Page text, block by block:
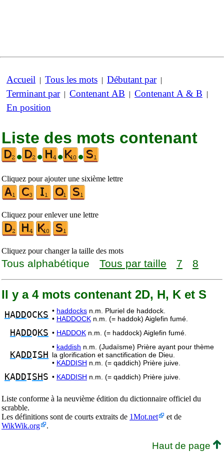
Accueil | Tous les mots | Débutant par|
Terminant par| Contenant AB | Contenant A & B |
En position
Liste des mots contenant
•
• • •
Cliquez pour ajouter une sixième lettre
Cliquez pour enlever une lettre
Cliquez pour changer la taille des mots
Tous alphabétique Tous par taille 7 8
Il y a 4 mots contenant 2D, H, K et S
HADDOC KS • haddocks n.m. Pluriel de haddock.
• HADDOCK n.m. (= haddok) Aiglefin fumé.
HADDO KS • HADDOK n.m. (= haddock) Aiglefin fumé.
KADDISH
• kaddish n.m. (Judaïsme) Prière ayant pour thème
la glorification et sanctification de Dieu.
• KADDISH n.m. (= qaddich) Prière juive.
KADDISH S • KADDISH n.m. (= qaddich) Prière juive.
Liste conforme à la neuvième édition du dictionnaire officiel du
scrabble.
Les définitions sont de courts extraits de 1Mot.net
et de
WikWik.org
.
Haut de page